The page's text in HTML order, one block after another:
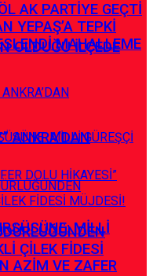
AK PARTİYE GEÇTİ
OLDUĞU İLÇEDE
MİLLİ
AZİM VE ZAFER
YEPAŞ’A TEPKİ
MAHALLEME
ANKRA’DAN
ÇİLEK FİDESİ